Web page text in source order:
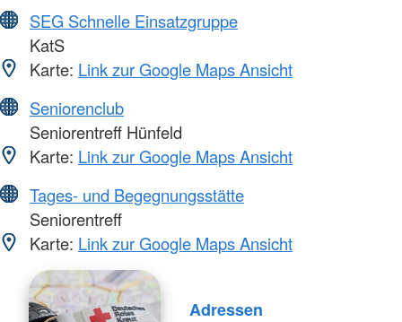
SEG Schnelle Einsatzgruppe
KatS
Karte: Link zur Google Maps Ansicht
Seniorenclub
Seniorentreff Hünfeld
Karte: Link zur Google Maps Ansicht
Tages- und Begegnungsstätte
Seniorentreff
Karte: Link zur Google Maps Ansicht
Adressen